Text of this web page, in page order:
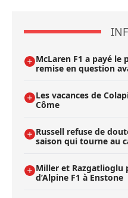
McLaren F1 a payé le
remise en question
Les vacances de
Côme
Russell refuse de
saison qui tourne au
Miller et Razgatlioglu
d’Alpine F1 à Enstone